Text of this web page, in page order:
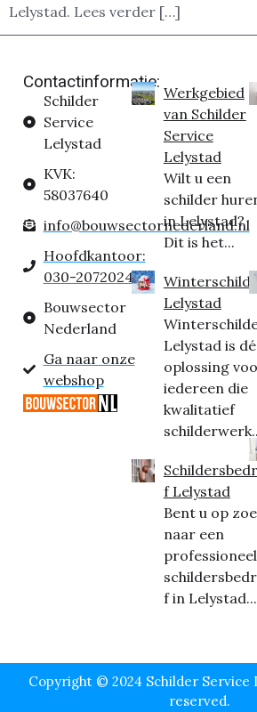
Lelystad. Lees verder […]
Contactinformatie:
Schilder
Service
Lelystad
KVK:
58037640
info@bouwsectornederland.nl
Hoofdkantoor:
030-2072024
Bouwsector
Nederland
Ga naar onze
webshop
Werkgebied
van Schilder
Service
Lelystad
Wilt u een
schilder
in Lelystad?
Dit is het...
Lelystad
Lelystad is dé
oplossing
iedereen die
kwalitatief
f Lelystad
Bent u op
naar een
professioneel
f in Lelystad...
Copyright © 2024 Schilder Service
reserved.